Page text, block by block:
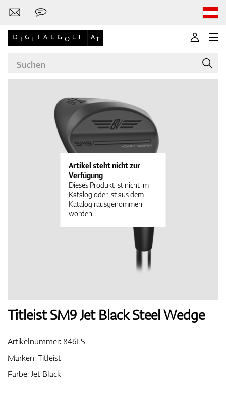
Marken
Golfschläger
Bekleidung
Artikel steht nicht zur
Verfügung
Dieses Produkt ist nicht im
Katalog oder ist aus dem
Katalog rausgenommen
worden.
Titleist SM9 Jet Black Steel Wedge
Artikelnummer:846LS
Marken:Titleist
Farbe: Jet Black